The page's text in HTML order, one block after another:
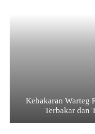
Kebakaran Warteg
Terbakar dan